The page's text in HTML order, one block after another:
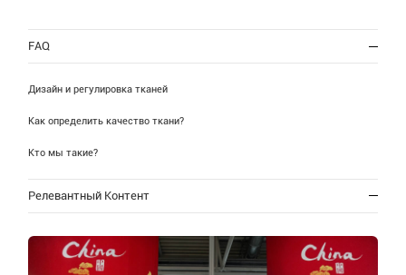
FAQ
Дизайн и регулировка тканей
Как определить качество ткани?
Кто мы такие?
Релевантный Контент